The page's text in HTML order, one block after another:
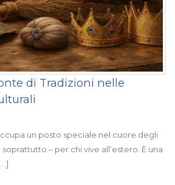
di Tradizioni nelle
un posto speciale nel cuore degli
– per chi vive all’estero. È una